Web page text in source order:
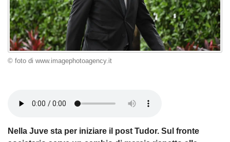
© foto di www.imagephotoagency.it
Nella Juve sta per iniziare il post Tudor. Sul fronte